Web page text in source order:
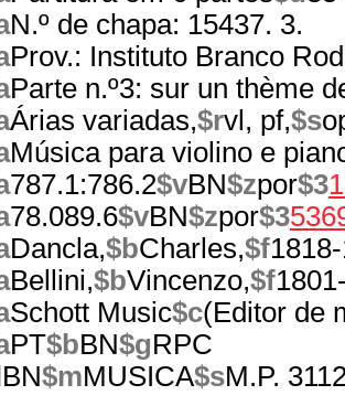
N.º de chapa: 15437. 3.
Prov.: Instituto Branco
Parte n.º3: sur un thème
Árias variadas,$rvl, pf,$s
Música para violino e
787.1:786.2$vBN$zpor$3
78.089.6$vBN$zpor$3
Dancla,$bCharles,$f
Bellini,$bVincenzo,$f
Schott Music$c(Editor de
PT$bBN$gRPC
BN$mMUSICA$sM.P.